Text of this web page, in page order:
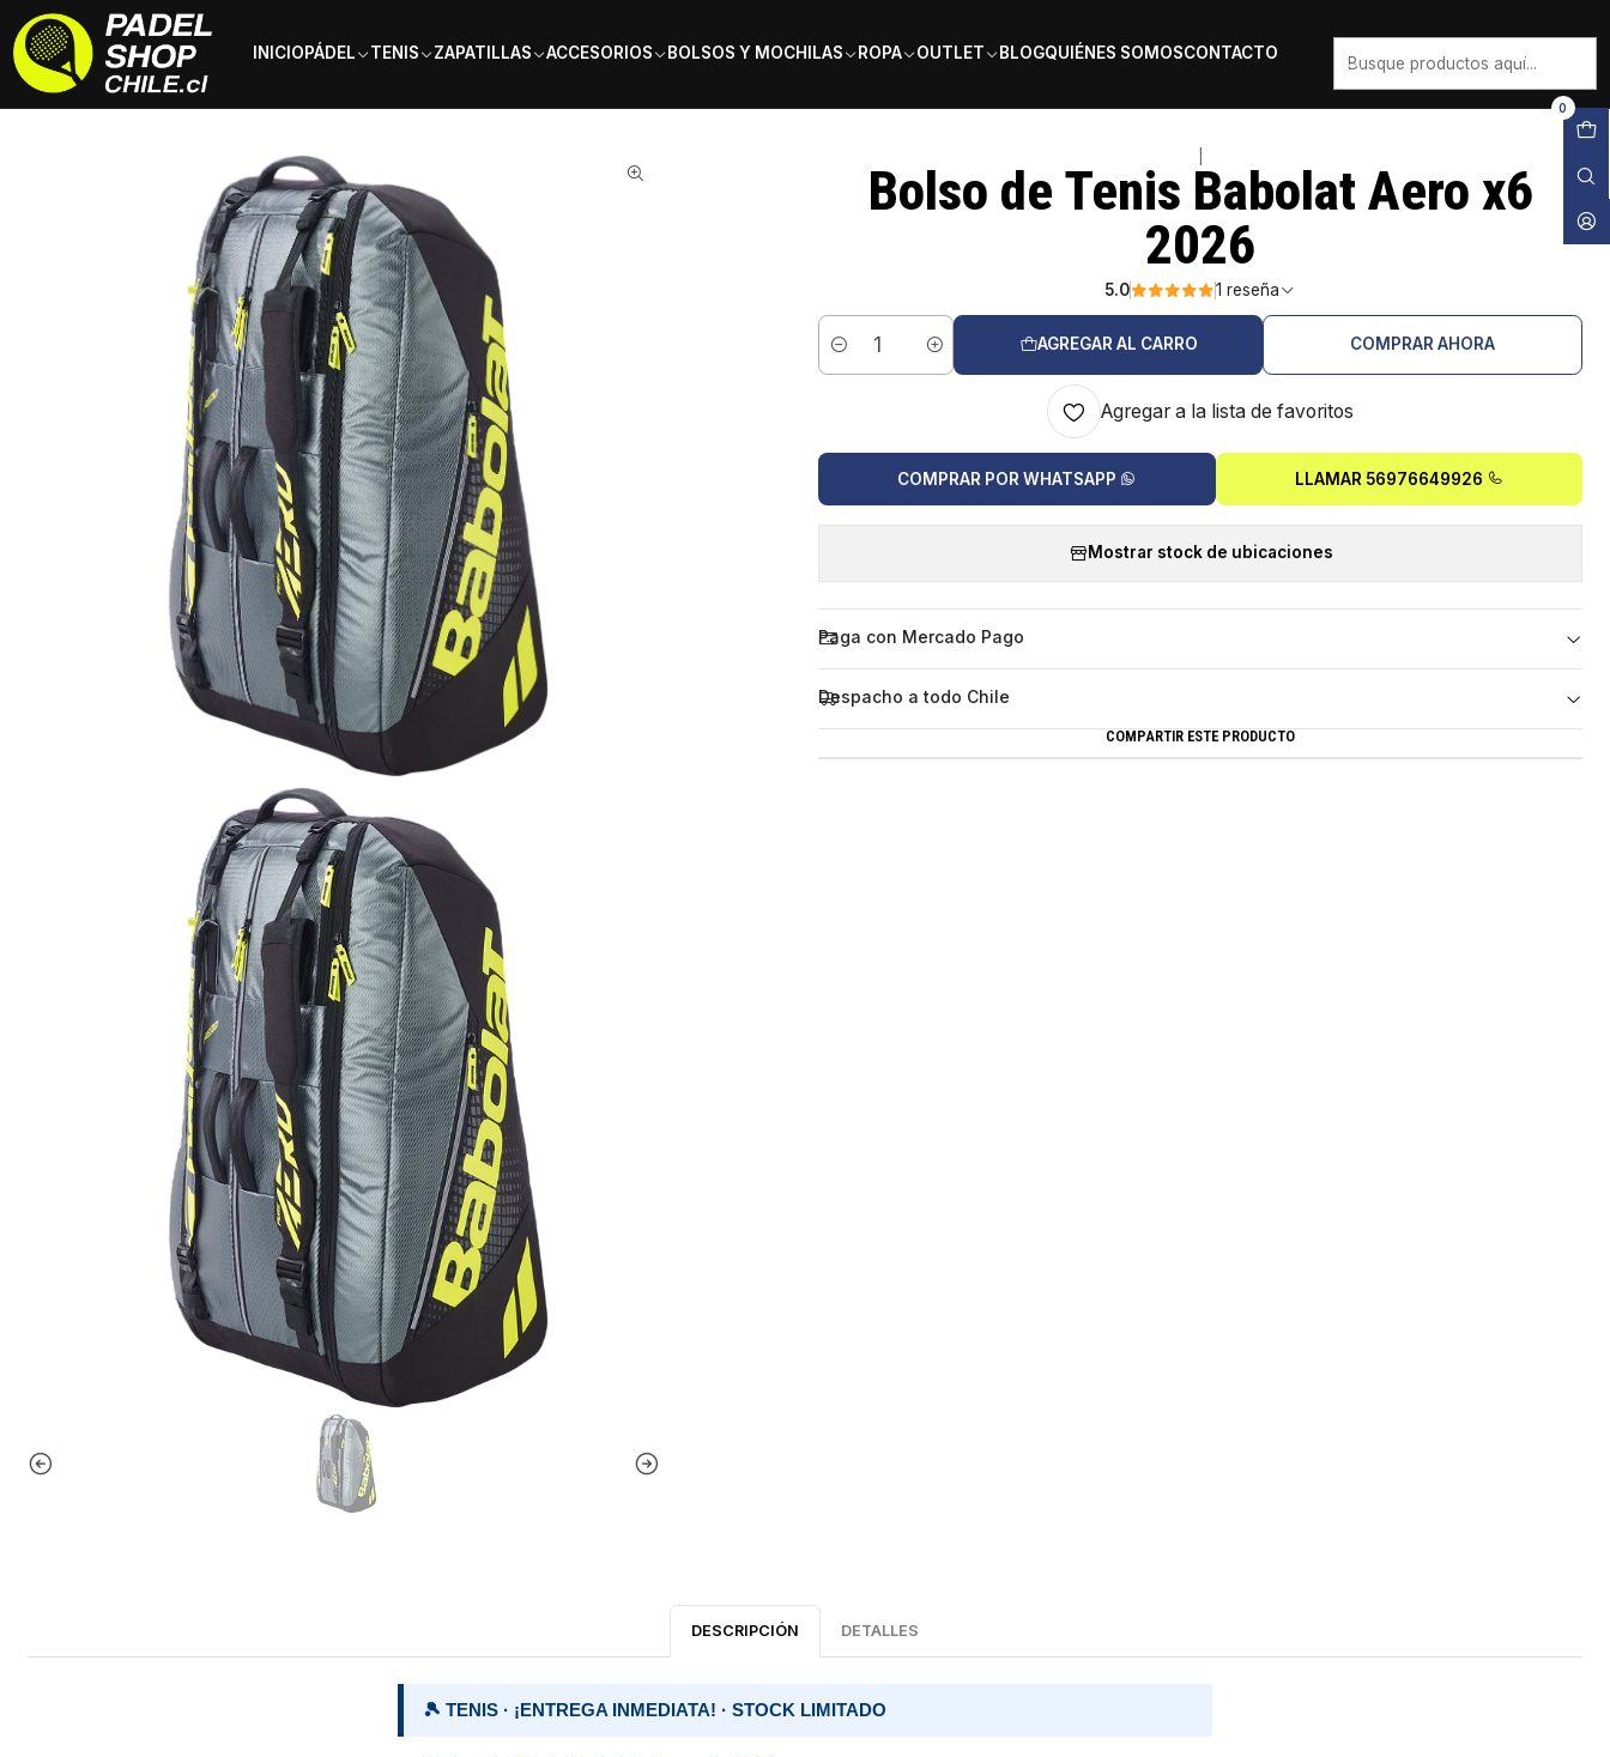
INICIOPÁDEL TENIS ZAPATILLAS ACCESORIOS BOLSOS Y MOCHILAS ROPA OUTLET BLOGQUIÉNES SOMOSCONTACTO
0
Inicio Tenis Bolsos y Mochilas
Bolso de Tenis Babolat Aero x6
2026
5.0 1 reseña
Cantidad
AGREGAR AL CARRO COMPRAR AHORA
Agregar a la lista de favoritos
COMPRAR POR WHATSAPP LLAMAR 56976649926
Mostrar stock de ubicaciones
Paga con Mercado Pago
Despacho a todo Chile
COMPARTIR ESTE PRODUCTO
DESCRIPCIÓN DETALLES
🎾 TENIS · ¡ENTREGA INMEDIATA! · STOCK LIMITADO